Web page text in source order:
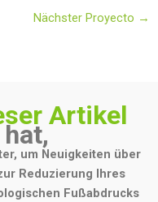
Nächster Proyecto →
Artikel
um Neuigkeiten über
Reduzierung Ihres
Fußabdrucks